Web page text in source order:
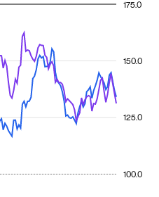
100.0
125.0
150.0
175.0